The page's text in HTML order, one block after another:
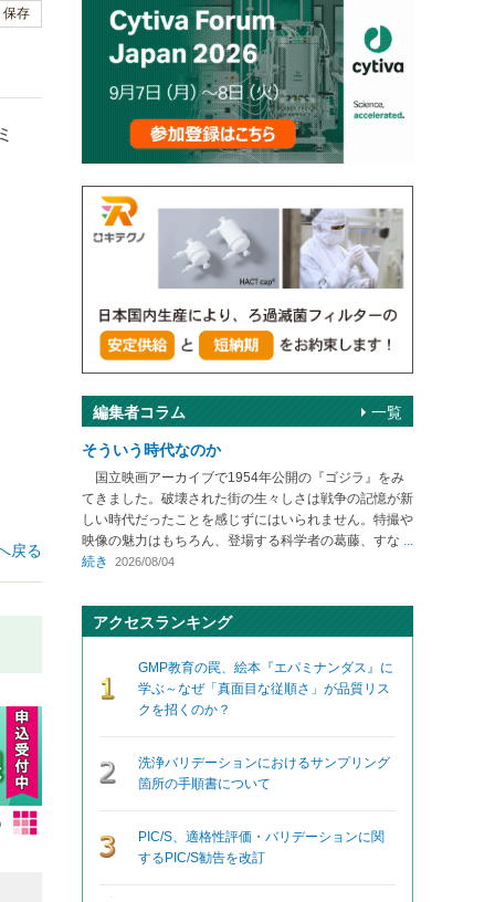
保存
戻る
編集者コラム
そういう時代なのか
国立映画アーカイブで1954年公開の『ゴジラ』をみ
てきました。破壊された街の生々しさは戦争の記憶が新
しい時代だったことを感じずにはいられません。特撮や
映像の魅力はもちろん、登場する科学者の葛藤、すな ...
続き
2026/08/04
一覧
アクセスランキング
GMP教育の罠、絵本『エパミナンダス』に
学ぶ～なぜ「真面目な従順さ」が品質リス
クを招くのか？
洗浄バリデーションにおけるサンプリング
箇所の手順書について
PIC/S、適格性評価・バリデーションに関
するPIC/S勧告を改訂